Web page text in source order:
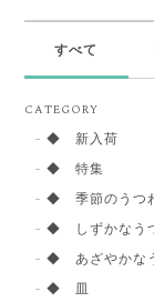
すべて
CATEGORY
◆ 新入荷
◆ 特集
◆ 季節のうつ
◆ しずかなう
◆ あざやかな
◆ 皿